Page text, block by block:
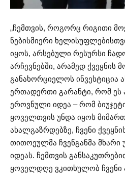
„ჩემთვის, როგორც რიგითი
ნებისმიერი
იყოს, არსებული რესურსი
არჩევნებში, არამედ ქვეყნის
განახორციელოს ინვესტიცია
ერთადერთი გარანტი, რომ ეს
ეროვნული იდეა – რომ
ყოველთვის უნდა იყოს
ახალგაზრდებზე, ჩვენი
თითოეულმა ჩვენგანმა
იდეას. ჩემთვის
ყოველდღე ვკითხულობ ჩვენი